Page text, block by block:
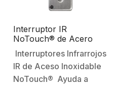
Interruptor IR
NoTouch® de Acero
Inoxidable / Montaje
Delgado / Caja Posterior
/ Abierto
Interruptores Infrarrojos
IR de Aceso Inoxidable
NoTouch® Ayuda a